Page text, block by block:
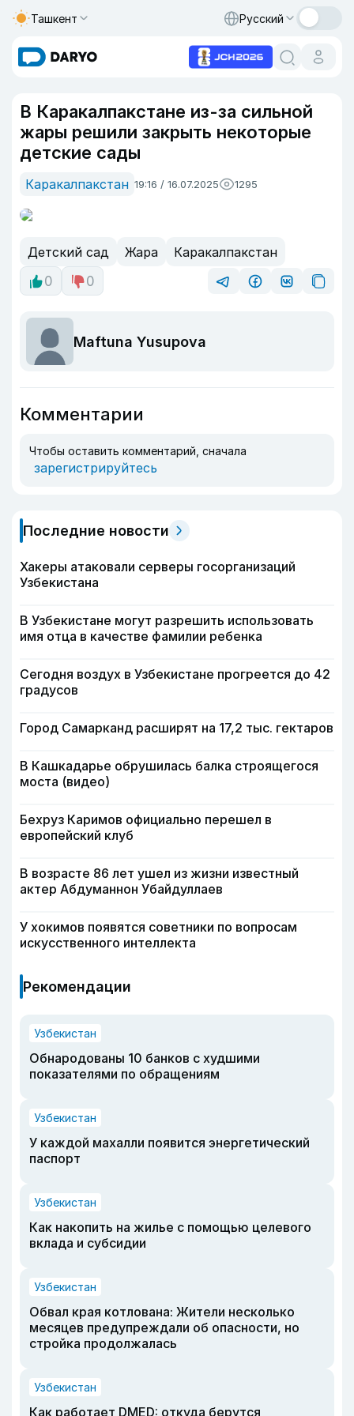
Ташкент Русский
В Каракалпакстане из-за сильной
жары решили закрыть некоторые
детские сады
Каракалпакстан 19:16 / 16.07.2025 1295
Детский сад Жара
Каракалпакстан
0
0
Maftuna Yusupova
Комментарии
Чтобы оставить комментарий, сначала
зарегистрируйтесь
Последние новости
Хакеры атаковали серверы госорганизаций
Узбекистана
В Узбекистане могут разрешить использовать
имя отца в качестве фамилии ребенка
Сегодня воздух в Узбекистане прогреется до 42
градусов
Город Самарканд расширят на 17,2 тыс. гектаров
В Кашкадарье обрушилась балка строящегося
моста (видео)
Бехруз Каримов официально перешел в
европейский клуб
В возрасте 86 лет ушел из жизни известный
актер Абдуманнон Убайдуллаев
У хокимов появятся советники по вопросам
искусственного интеллекта
Рекомендации
Узбекистан
Обнародованы 10 банков с худшими
показателями по обращениям
Узбекистан
У каждой махалли появится энергетический
паспорт
Узбекистан
Как накопить на жилье с помощью целевого
вклада и субсидии
Узбекистан
Обвал края котлована: Жители несколько
месяцев предупреждали об опасности, но
стройка продолжалась
Узбекистан
Как работает DMED: откуда берутся